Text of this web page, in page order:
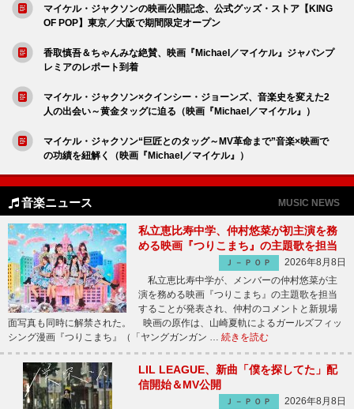
マイケル・ジャクソンの映画公開記念、公式グッズ・ストア【KING
OF POP】東京／大阪で期間限定オープン
香取慎吾＆ちゃんみな絶賛、映画『Michael／マイケル』ジャパンプ
レミアのレポート到着
マイケル・ジャクソン×クインシー・ジョーンズ、音楽史を変えた2
人の出会い～黄金タッグに迫る（映画『Michael／マイケル』）
マイケル・ジャクソン“巨匠とのタッグ～MV革命まで”音楽×映画で
の功績を紐解く（映画『Michael／マイケル』）
音楽ニュース MUSIC NEWS
私立恵比寿中学、仲村悠菜が初主演を務
める映画『つりこまち』の主題歌を担当
Ｊ－ＰＯＰ
2026年8月8日
私立恵比寿中学が、メンバーの仲村悠菜が主
演を務める映画『つりこまち』の主題歌を担当
することが発表され、仲村のコメントと新規場
面写真も同時に解禁された。 映画の原作は、山崎夏軌によるガールズフィッ
シング漫画『つりこまち』（「ヤングガンガン … 続きを読む
LIL LEAGUE、新曲「僕を探してた」配
信開始＆MV公開
Ｊ－ＰＯＰ
2026年8月8日